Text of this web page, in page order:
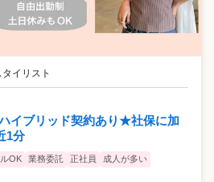
イリスト
イブリッド契約あり★社保に加
1分
OK 業務委託 正社員
成人が多い